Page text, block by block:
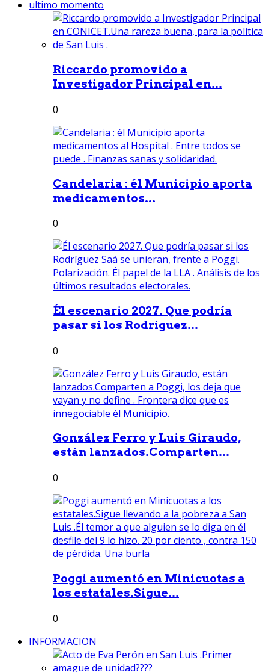
ultimo momento
Riccardo promovido a
Investigador Principal en...
0
Candelaria : él Municipio aporta
medicamentos...
0
Él escenario 2027. Que podría
pasar si los Rodríguez...
0
González Ferro y Luis Giraudo,
están lanzados.Comparten...
0
Poggi aumentó en Minicuotas a
los estatales.Sigue...
0
INFORMACION